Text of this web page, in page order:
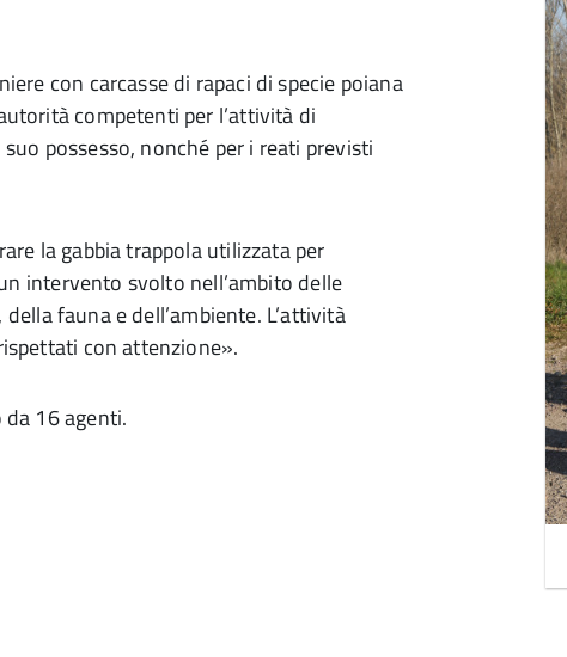
con carcasse di rapaci di specie poiana
competenti per l’attività di
possesso, nonché per i reati previsti
la gabbia trappola utilizzata per
intervento svolto nell’ambito delle
fauna e dell’ambiente. L’attività
con attenzione».
16 agenti.